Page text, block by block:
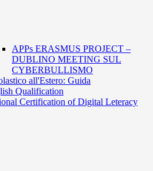
APPs ERASMUS PROJECT –
DUBLINO MEETING SUL
CYBERBULLISMO
all'Estero: Guida
Qualification
Certification of Digital Leteracy